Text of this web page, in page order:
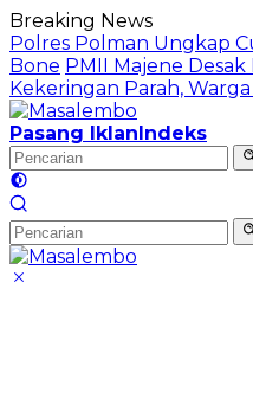
Langsung
ke
konten
Breaking News
Polres Polman Ungkap
Bone PMII Majene
Kekeringan Parah,
Pasang IklanIndeks